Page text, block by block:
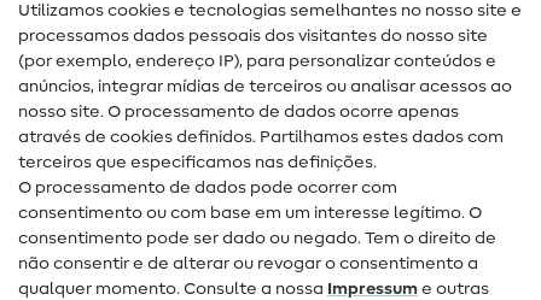
Guias de costura
Ajuda e contacto
Contacto
Mudança de proprietário
Perguntas frequentes (FAQ)
Direito de cancelamento
Utilizamos cookies e tecnologias semelhantes no nosso site e
processamos dados pessoais dos visitantes do nosso site
(por exemplo, endereço IP), para personalizar conteúdos e
anúncios, integrar mídias de terceiros ou analisar acessos ao
nosso site. O processamento de dados ocorre apenas
através de cookies definidos. Partilhamos estes dados com
terceiros que especificamos nas definições.
O processamento de dados pode ocorrer com
consentimento ou com base em um interesse legítimo. O
consentimento pode ser dado ou negado. Tem o direito de
não consentir e de alterar ou revogar o consentimento a
qualquer momento. Consulte a nossa Impressum e outras